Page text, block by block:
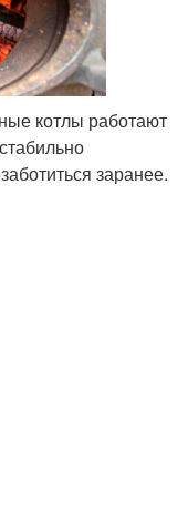
котлы работают
заранее.